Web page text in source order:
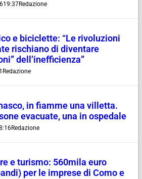
19:37Redazione
e biciclette: “Le rivoluzioni
rischiano di diventare
dell’inefficienza”
Redazione
in fiamme una villetta.
evacuate, una in ospedale
Redazione
e turismo: 560mila euro
per le imprese di Como e